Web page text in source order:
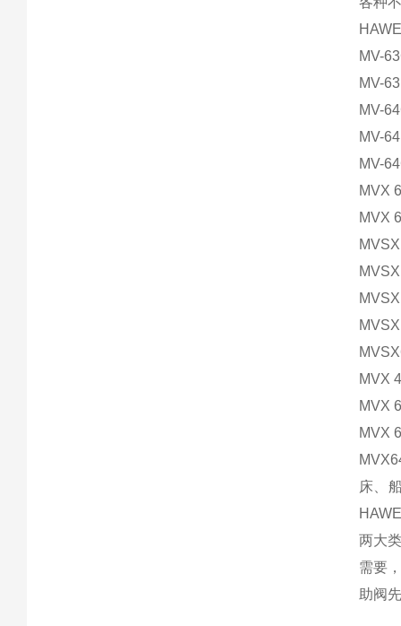
MV-
MV-
MV-
MV-
MV-
MVX
MVX
MVX
MVX
MVX
床、
两大
需要
助阀